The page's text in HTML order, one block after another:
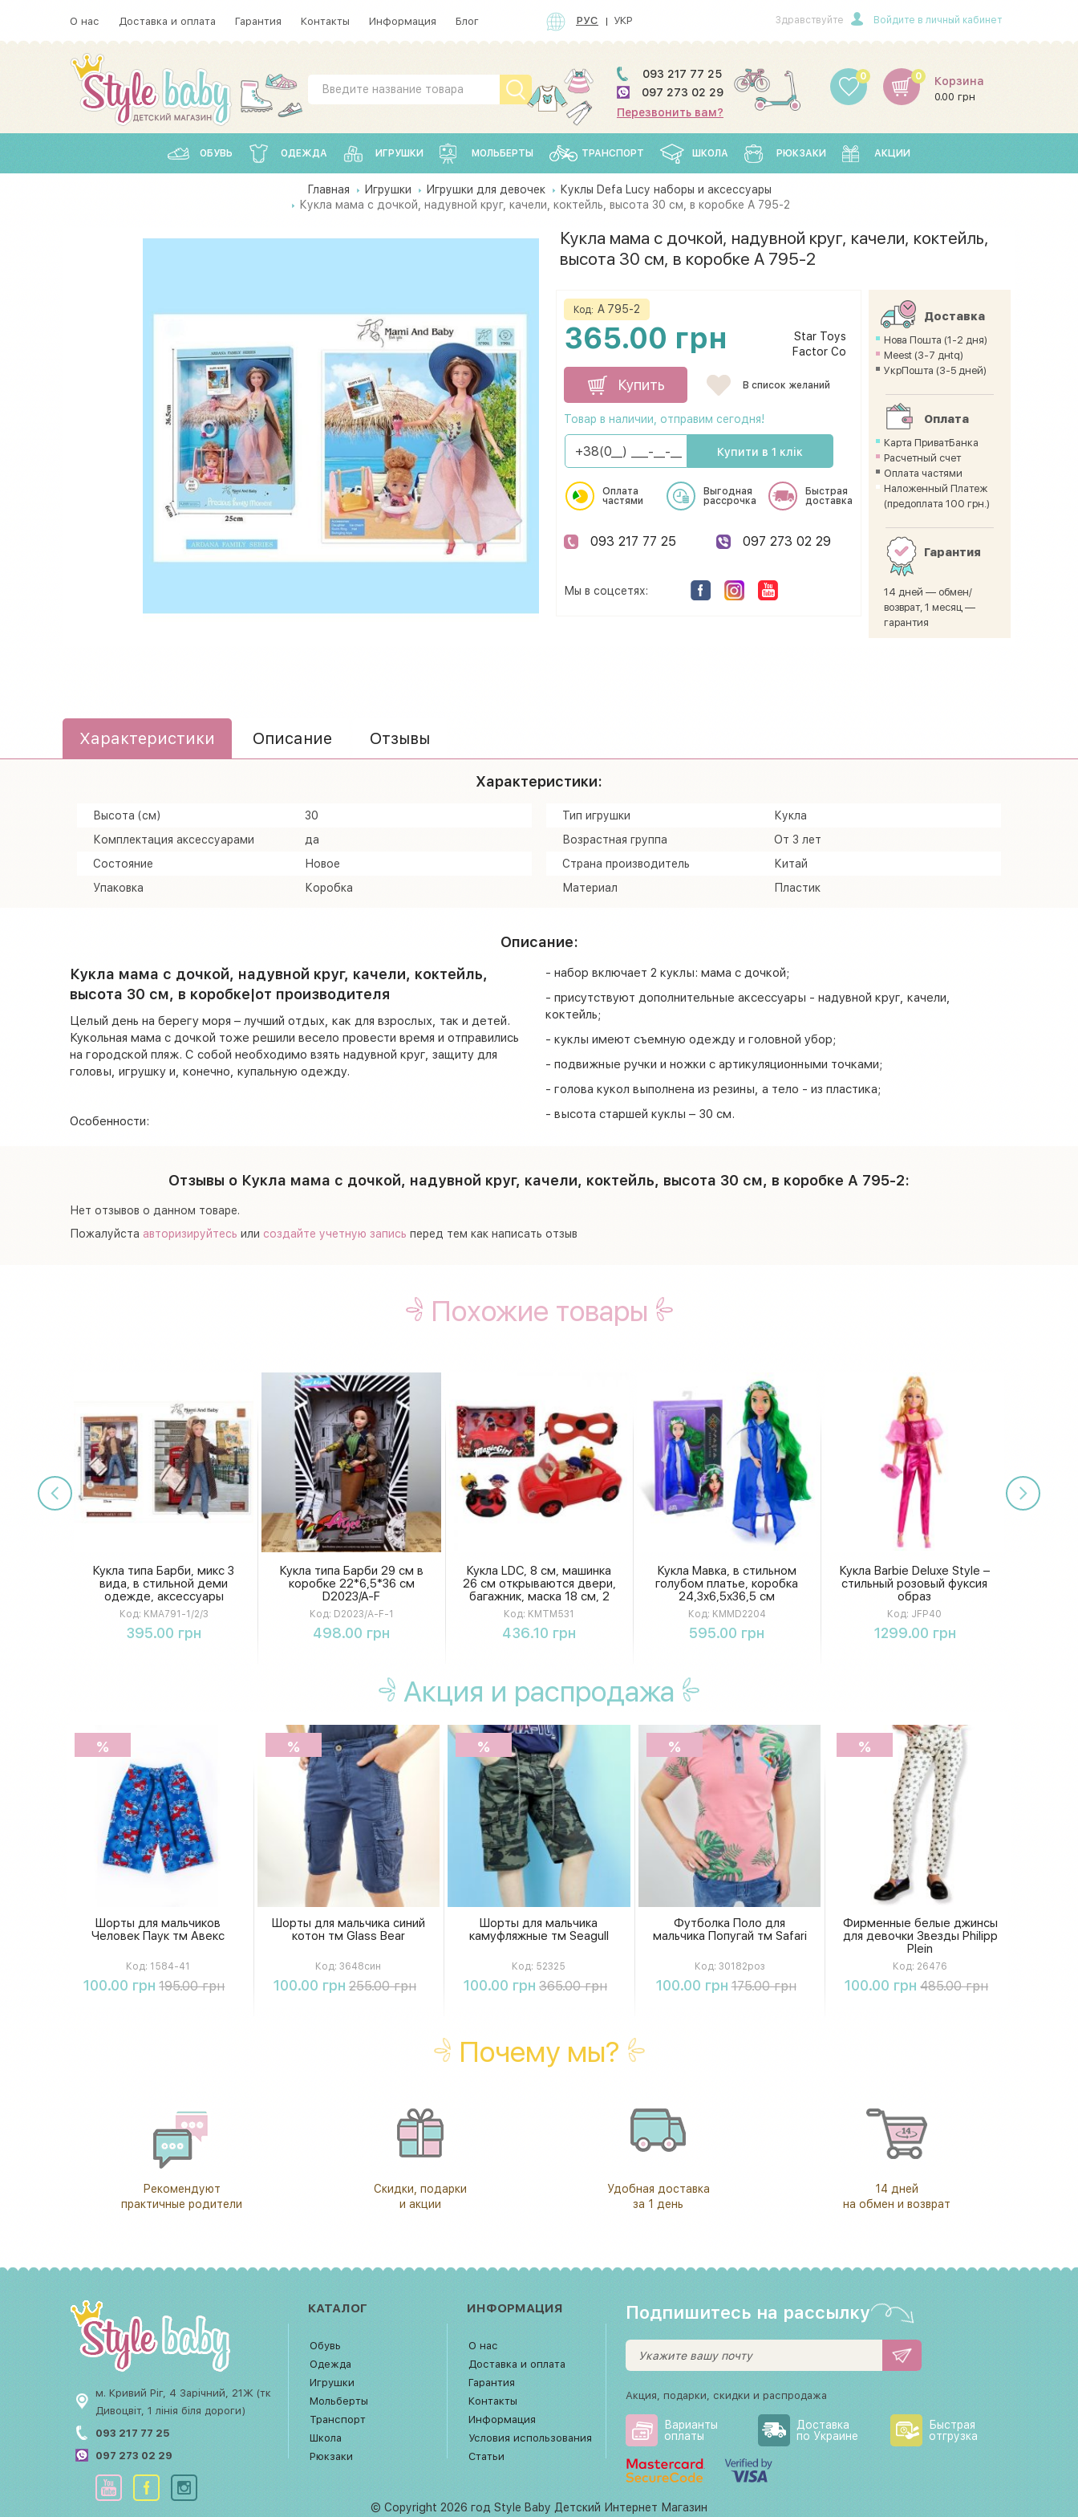
О нас Доставка и оплата Гарантия Контакты Информация Блог РУС УКР Здравствуйте Войдите в личный кабинет
093 217 77 25
097 273 02 29
Перезвонить вам?
0 Корзина
0.00 грн
0
ОБУВЬ ОДЕЖДА ИГРУШКИ МОЛЬБЕРТЫ ТРАНСПОРТ ШКОЛА РЮКЗАКИ АКЦИИ
Главная Игрушки Игрушки для девочек
Куклы Defa Lucy наборы и аксессуары
Кукла мама с дочкой, надувной круг, качели, коктейль, высота 30 см, в коробке A 795-2
Кукла мама с дочкой, надувной круг, качели, коктейль,
высота 30 см, в коробке A 795-2
Код: A 795-2
365.00 грн
Star Toys
Factor Co
Купить В список желаний
Товар в наличии, отправим сегодня!
Купити в 1 клік
Оплата
частями
Выгодная
рассрочка
Быстрая
доставка
093 217 77 25 097 273 02 29
Мы в соцсетях:
Доставка
Нова Пошта (1-2 дня)
Meest (3-7 днtq)
УкрПошта (3-5 дней)
Оплата
Карта ПриватБанка
Расчетный счет
Оплата частями
Наложенный Платеж
(предоплата 100 грн.)
Гарантия
14 дней — обмен/
возврат, 1 месяц —
гарантия
Характеристики Описание Отзывы
Характеристики:
Высота (см)
30
Комплектация аксессуарами
да
Состояние
Новое
Упаковка
Коробка
Тип игрушки
Кукла
Возрастная группа
От 3 лет
Страна производитель
Китай
Материал
Пластик
Описание:
Кукла мама с дочкой, надувной круг, качели, коктейль,
высота 30 см, в коробке|от производителя
Целый день на берегу моря – лучший отдых, как для взрослых, так и детей.
Кукольная мама с дочкой тоже решили весело провести время и отправились
на городской пляж. С собой необходимо взять надувной круг, защиту для
головы, игрушку и, конечно, купальную одежду.
Особенности:
- набор включает 2 куклы: мама с дочкой;
- присутствуют дополнительные аксессуары - надувной круг, качели,
коктейль;
- куклы имеют съемную одежду и головной убор;
- подвижные ручки и ножки с артикуляционными точками;
- голова кукол выполнена из резины, а тело - из пластика;
- высота старшей куклы – 30 см.
Отзывы о Кукла мама с дочкой, надувной круг, качели, коктейль, высота 30 см, в коробке A 795-2:
Нет отзывов о данном товаре.
Пожалуйста авторизируйтесь или создайте учетную запись перед тем как написать отзыв
Похожие товары
Кукла типа Барби, микс 3
вида, в стильной деми
одежде, аксессуары
KMA791-1/2/3
Код: KMA791-1/2/3
395.00 грн
Кукла типа Барби 29 см в
коробке 22*6,5*36 см
D2023/A-F
Код: D2023/A-F-1
498.00 грн
Купить
Кукла LDC, 8 см, машинка
26 см открываются двери,
багажник, маска 18 см, 2
вида, в коробке KMTM531
Код: KMTM531
436.10 грн
Купить
Кукла Мавка, в стильном
голубом платье, коробка
24,3х6,5х36,5 см
KMMD2204
Код: KMMD2204
595.00 грн
Купить
Кукла Barbie Deluxe Style –
стильный розовый фуксия
образ
Код: JFP40
1299.00 грн
Купить
Акция и распродажа
%
Шорты для мальчиков
Человек Паук тм Авекс
Код: 1584-41
100.00 грн 195.00 грн
Купить
%
Шорты для мальчика синий
котон тм Glass Bear
Код: 3648син
100.00 грн 255.00 грн
Купить
%
Шорты для мальчика
камуфляжные тм Seagull
Код: 52325
100.00 грн 365.00 грн
Купить
%
Футболка Поло для
мальчика Попугай тм Safari
Код: 30182роз
100.00 грн 175.00 грн
Купить
%
Фирменные белые джинсы
для девочки Звезды Philipp
Plein
Код: 26476
100.00 грн 485.00 грн
Купить
Почему мы?
Рекомендуют
практичные родители
Скидки, подарки
и акции
Удобная доставка
за 1 день
14 дней
на обмен и возврат
м. Кривий Ріг, 4 Зарічний, 21Ж (тк
Дивоцвіт, 1 лінія біля дороги)
093 217 77 25
097 273 02 29
КАТАЛОГ
Обувь
Одежда
Игрушки
Мольберты
Транспорт
Школа
Рюкзаки
ИНФОРМАЦИЯ
О нас
Доставка и оплата
Гарантия
Контакты
Информация
Условия использования
Статьи
Подпишитесь на рассылку
Акция, подарки, скидки и распродажа
Варианты
оплаты
Доставка
по Украине
Быстрая
отгрузка
© Copyright 2026 год Style Baby Детский Интернет Магазин